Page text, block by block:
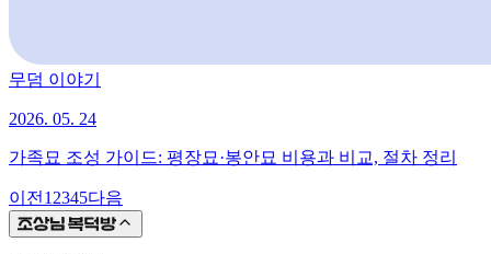
무덤 이야기
2026. 05. 24
가족묘 조성 가이드: 평장묘·봉안묘 비용과 비교, 절차 정리
이전 1 2345다음